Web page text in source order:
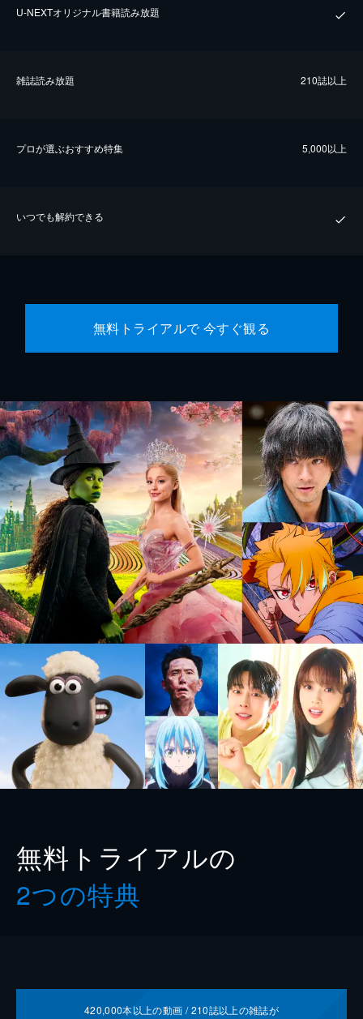
U-NEXTオリジナル書籍読み放題
雑誌読み放題 210誌以上
プロが選ぶおすすめ特集 5,000以上
いつでも解約できる
無料トライアルで 今すぐ観る
無料トライアルの
2つの特典
420,000本以上の動画 /210誌以上の雑誌が